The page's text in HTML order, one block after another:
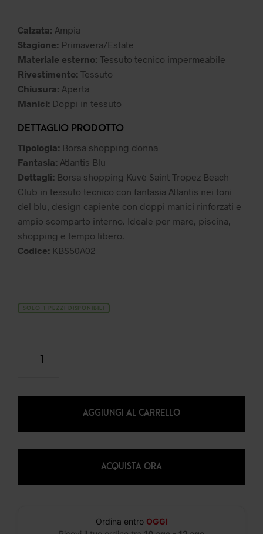
Calzata: Ampia
Stagione: Primavera/Estate
Materiale esterno: Tessuto tecnico impermeabile
Rivestimento: Tessuto
Chiusura: Aperta
Manici: Doppi in tessuto
DETTAGLIO PRODOTTO
Tipologia: Borsa shopping donna
Fantasia: Atlantis Blu
Dettagli: Borsa shopping Kuvè Saint Tropez Beach
Club in tessuto tecnico con fantasia Atlantis nei toni
del blu, design capiente con doppi manici rinforzati e
ampio scomparto interno. Ideale per mare, piscina,
shopping e tempo libero.
Codice: KBS50A02
SOLO 1 PEZZI DISPONIBILI
AGGIUNGI AL CARRELLO
ACQUISTA ORA
Ordina entro OGGI